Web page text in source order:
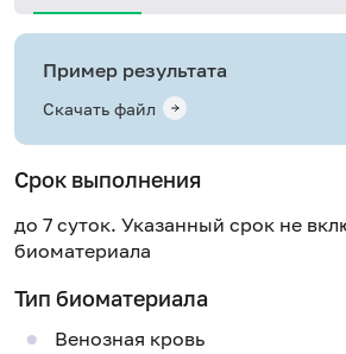
Пример результата
Скачать файл
Срок выполнения
до 7 суток. Указанный срок не
биоматериала
Тип биоматериала
Венозная кровь